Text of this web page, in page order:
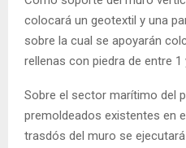
colocará un geotextil y una
sobre la cual se apoyarán
rellenas con piedra de entre 1
Sobre el sector marítimo del
premoldeados existentes en
trasdós del muro se